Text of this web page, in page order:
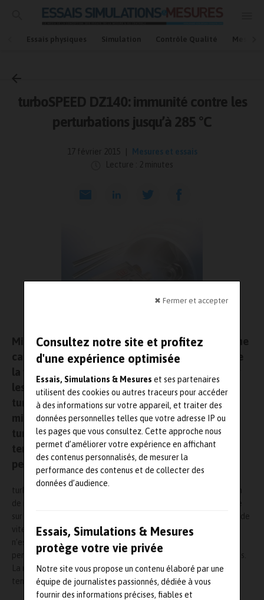
✖ Fermer et accepter
Consultez notre site et profitez
d'une expérience optimisée
Essais, Simulations & Mesures et ses partenaires
utilisent des cookies ou autres traceurs pour accéder
à des informations sur votre appareil, et traiter des
données personnelles telles que votre adresse IP ou
les pages que vous consultez. Cette approche nous
permet d’améliorer votre expérience en affichant
des contenus personnalisés, de mesurer la
performance des contenus et de collecter des
données d’audience.
Essais, Simulations & Mesures
protège votre vie privée
Notre site vous propose un contenu élaboré par une
équipe de journalistes passionnés, dédiée à vous
fournir des informations précises, fiables et
Essais physiques Simulation Contrôle Qualité Mesures
Accueil
Mesures et essais
turboSPEED DZ140: immunité contre les
perturbations jusqu’à 285 °C
17 février 2015
Mesures et essais
Lecture : 2 minutes
Micro-Epsilon vient de lancer un nouveau système
capteur fondé sur le courant de Foucault
détecte
la vitesse de rotation des turbocompresseurs sur
les bancs d’essai et au cours des essais routiers.
turboSPEED DZ140 est optimisé pour les aubes
minces en aluminium ou en titane des
turbocompresseurs. Le système est résistant à la
température et de très grande fiabilité face aux
perturbations.
turboSPEED DZ 140 s’impose en tant que quatrième génération
de mesure de vitesse de rotation des turbocompresseurs basée
sur le courant de Foucault. Le capteur conçu pour des mesures de
vitesse de rotation de 200 à 400.000 tr/min et dont le diamètre
n’est que de 3 mm, présente une résistance maximum aux
perturbations dans les conditions d’essai les plus contraignantes.
La mesure de température intégrée saisit entre autres la
température ambiante effective au capteur.